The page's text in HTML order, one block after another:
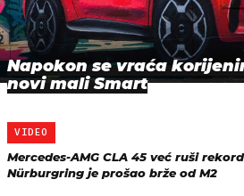
Napokon se vraća
novi mali Smart
VIDEO
Mercedes-AMG CLA 45 već ruši
Nürburgring je prošao brže od M2